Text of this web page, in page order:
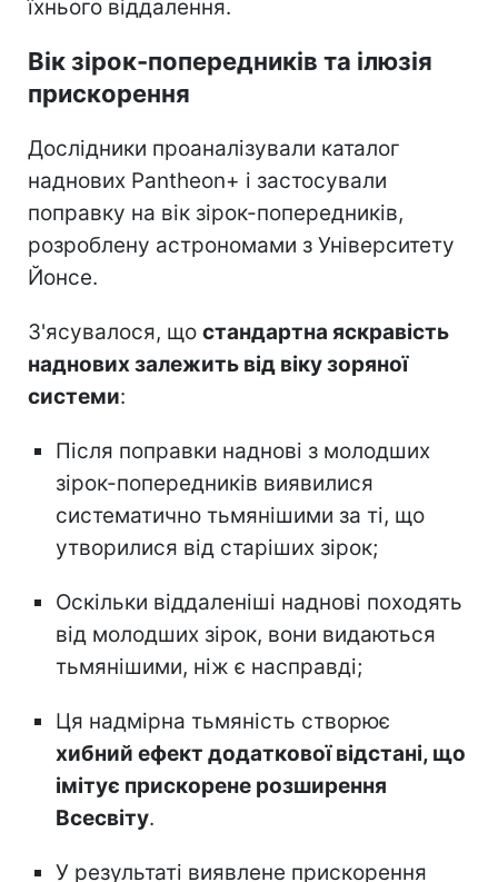
їхнього віддалення.
Вік зірок-попередників та ілюзія
прискорення
Дослідники проаналізували каталог
наднових Pantheon+ і застосували
поправку на вік зірок-попередників,
розроблену астрономами з Університету
Йонсе.
З'ясувалося, що стандартна яскравість
наднових залежить від віку зоряної
системи:
Після поправки наднові з молодших
зірок-попередників виявилися
систематично тьмянішими за ті, що
утворилися від старіших зірок;
Оскільки віддаленіші наднові походять
від молодших зірок, вони видаються
тьмянішими, ніж є насправді;
Ця надмірна тьмяність створює
хибний ефект додаткової відстані, що
імітує прискорене розширення
Всесвіту.
У результаті виявлене прискорення